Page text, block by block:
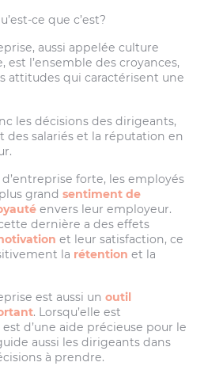
ce que c’est?
aussi appelée culture
est l’ensemble des croyances,
attitudes qui caractérisent une
les décisions des dirigeants,
salariés et la réputation en
forte, les employés
grandsentiment de
envers leur employeur.
dernière a des effets
et leur satisfaction, ce
la rétention et la
est aussi unoutil
. Lorsqu’elle est
d’une aide précieuse pour le
aussi les dirigeants dans
à prendre.